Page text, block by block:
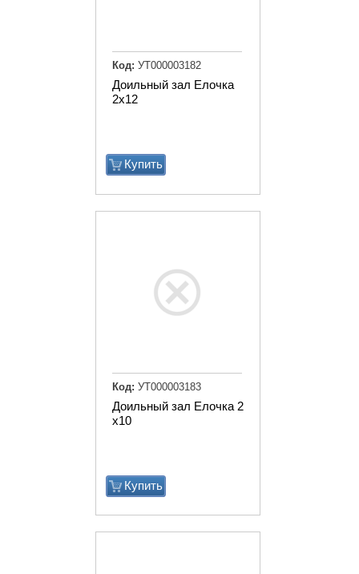
Доильный зал Елочка
2х12
Купить
Код: УТ000003182
Доильный зал Елочка 2
х10
Купить
Код: УТ000003183